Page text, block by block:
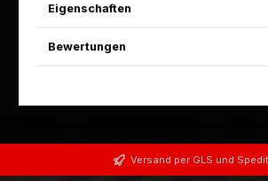
Eigenschaften
Bewertungen
Versand per GLS und